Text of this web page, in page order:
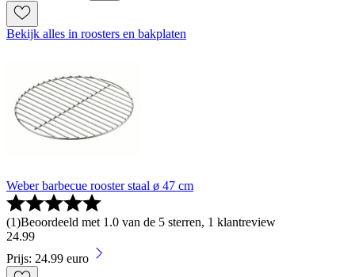
Bekijk alles in roosters en bakplaten
Weber barbecue rooster staal ø 47 cm
(1)Beoordeeld met 1.0 van de 5 sterren, 1 klantreview
24.99
Prijs: 24.99 euro